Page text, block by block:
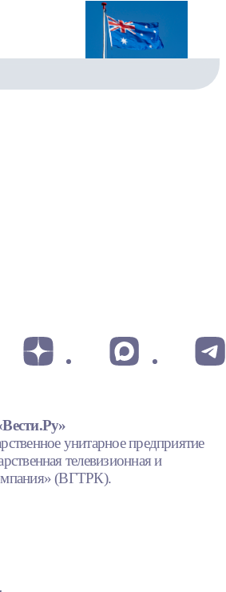
унитарное предприятие
телевизионная и
(ВГТРК).